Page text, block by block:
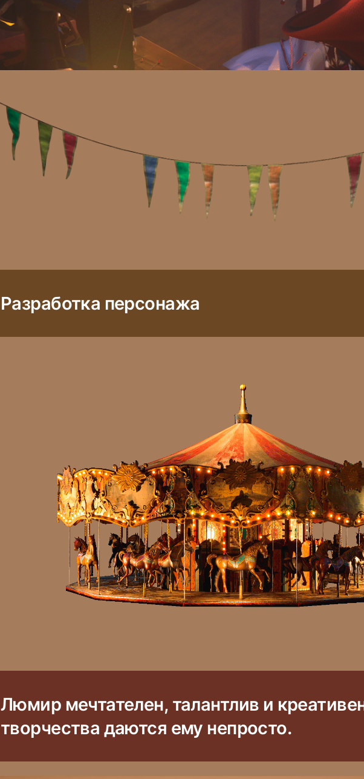
Разработка персонажа
Люмир мечтателен, талантлив и
творчества даются ему непросто.